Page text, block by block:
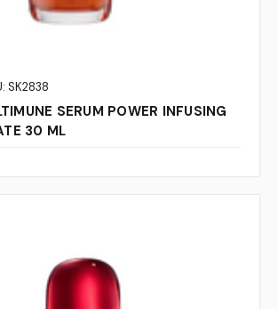
SK2838
SERUM POWER INFUSING
30 ML